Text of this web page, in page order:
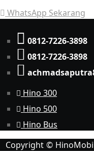
WhatsApp Sekarang
0812-7226-3898
0812-7226-3898
Hino 300
Hino 500
Hino Bus
Copyright ©